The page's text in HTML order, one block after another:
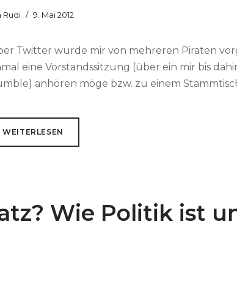
Rudi 9. Mai 2012
Twitter wurde mir von mehreren Piraten
eine Vorstandssitzung (über ein mir bis
anhören möge bzw. zu einem
WEITERLESEN
Wie Politik ist